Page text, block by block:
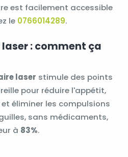
est facilement accessible
le 0766014289.
: comment ça
laser stimule des points
pour réduire l'appétit,
éliminer les compulsions
sans médicaments,
à 83%.